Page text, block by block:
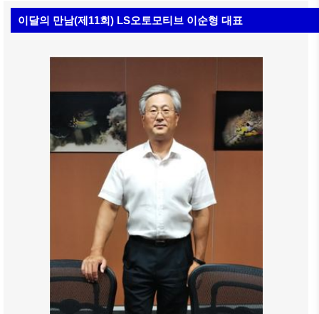
이달의 만남(제11회) LS오토모티브 이순형 대표